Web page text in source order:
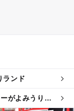
ランド
がよみうりラ